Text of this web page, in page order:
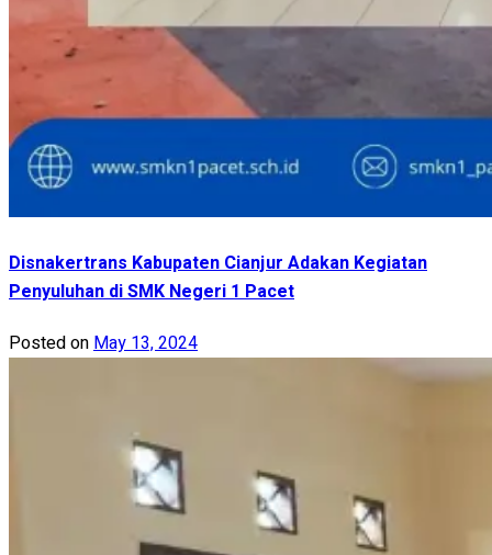
Disnakertrans Kabupaten Cianjur Adakan Kegiatan
Penyuluhan di SMK Negeri 1 Pacet
Posted onMay 13, 2024